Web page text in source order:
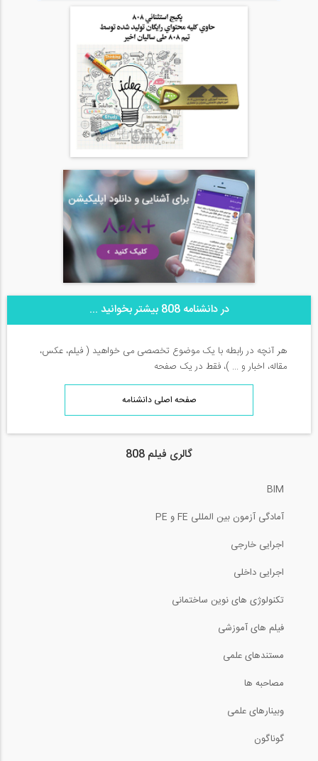
در دانشنامه 808 بیشتر بخوانید ...
هر آنچه در رابطه با یک موضوع تخصصی می خواهید ( فیلم، عکس،
مقاله، اخبار و ... )، فقط در یک صفحه
صفحه اصلی دانشنامه
گالری فیلم 808
BIM
آمادگی آزمون بین المللی FE و PE
اجرایی خارجی
اجرایی داخلی
تکنولوژی های نوین ساختمانی
فیلم های آموزشی
مستندهای علمی
مصاحبه ها
وبینارهای علمی
گوناگون